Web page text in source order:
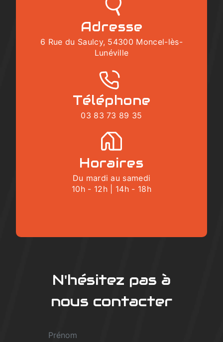
N'hésitez pas à
nous contacter
Adresse
6 Rue du Saulcy, 54300 Moncel-lès-
Lunéville
Téléphone
03 83 73 89 35
Horaires
Du mardi au samedi
10h - 12h | 14h - 18h